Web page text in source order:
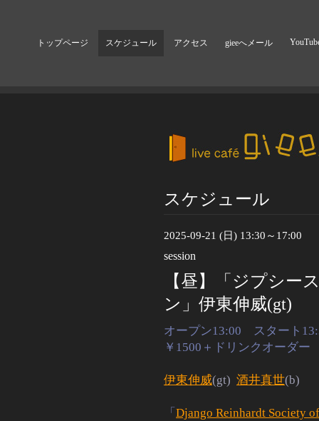
トップページ スケジュール アクセス gieeへメール
スケジュール
2025-09-21 (日) 13:30～17:00
session
【昼】「ジプシー
ン」伊東伸威(gt)
オープン13:00 スタート
￥1500＋ドリンクオーダ
伊東伸威(gt) 酒井真世(b)
「 Django Reinhardt Society